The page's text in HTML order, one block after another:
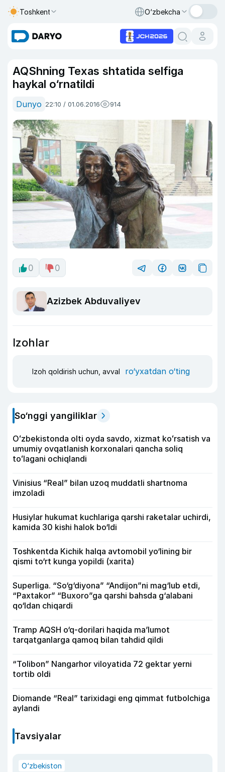
Toshkent O‘zbekcha
AQShning Texas shtatida selfiga
haykal o‘rnatildi
Dunyo 22:10 / 01.06.2016 914
0 0
Azizbek Abduvaliyev
Izohlar
Izoh qoldirish uchun, avval ro‘yxatdan o‘ting
So‘nggi yangiliklar
Oʻzbekistonda olti oyda savdo, xizmat koʻrsatish va
umumiy ovqatlanish korxonalari qancha soliq
toʻlagani ochiqlandi
Vinisius “Real” bilan uzoq muddatli shartnoma
imzoladi
Husiylar hukumat kuchlariga qarshi raketalar uchirdi,
kamida 30 kishi halok bo‘ldi
Toshkentda Kichik halqa avtomobil yo‘lining bir
qismi to‘rt kunga yopildi (xarita)
Superliga. “So‘g‘diyona” “Andijon”ni mag‘lub etdi,
“Paxtakor” “Buxoro”ga qarshi bahsda g‘alabani
qo‘ldan chiqardi
Tramp AQSH o‘q-dorilari haqida ma’lumot
tarqatganlarga qamoq bilan tahdid qildi
“Tolibon” Nangarhor viloyatida 72 gektar yerni
tortib oldi
Diomande “Real” tarixidagi eng qimmat futbolchiga
aylandi
Tavsiyalar
O‘zbekiston